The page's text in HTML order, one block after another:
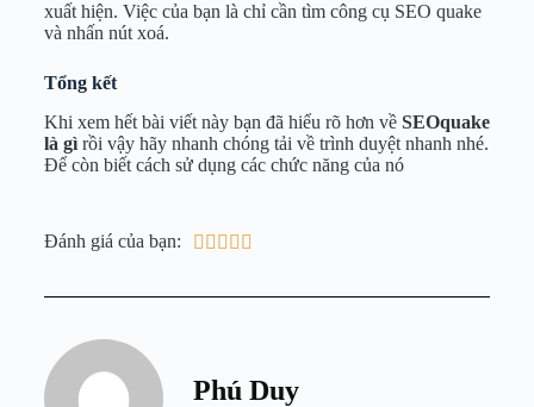
xuất hiện. Việc của bạn là chỉ cần tìm công cụ SEO quake
và nhấn nút xoá.
Tổng kết
Khi xem hết bài viết này bạn đã hiểu rõ hơn vềSEOquake
là gìrồi vậy hãy nhanh chóng tải về trình duyệt nhanh nhé.
Để còn biết cách sử dụng các chức năng của nó
Đánh giá của bạn:     
Phú Duy